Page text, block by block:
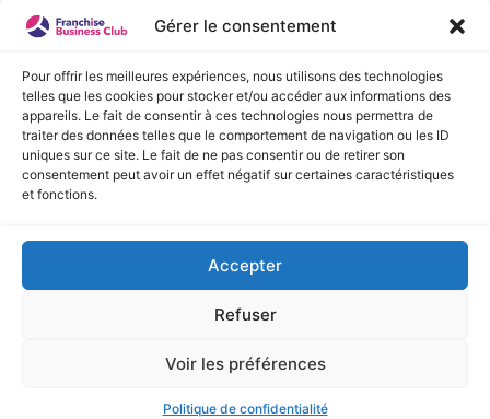
Gérer le consentement
Pour offrir les meilleures expériences, nous utilisons des technologies
telles que les cookies pour stocker et/ou accéder aux informations des
appareils. Le fait de consentir à ces technologies nous permettra de
traiter des données telles que le comportement de navigation ou les ID
uniques sur ce site. Le fait de ne pas consentir ou de retirer son
consentement peut avoir un effet négatif sur certaines caractéristiques
et fonctions.
Accepter
Refuser
Voir les préférences
Politique de confidentialité
Aucune présentation n'est disponible
actuellement !
Vidéo de Présentation
Aucune vidéo disponible.